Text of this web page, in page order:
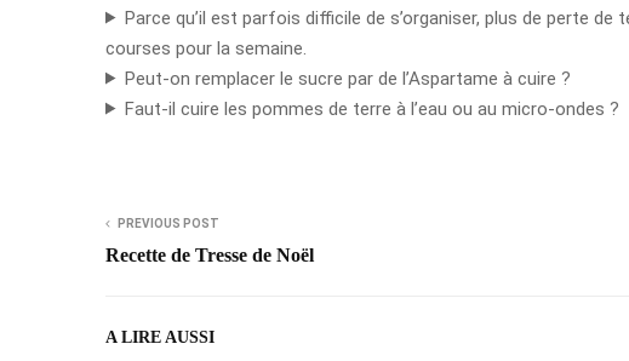
Parce qu’il est parfois difficile de s’organiser, plus de perte
courses pour la semaine.
Peut-on remplacer le sucre par de l’Aspartame à cuire ?
Faut-il cuire les pommes de terre à l’eau ou au micro-ondes ?
PREVIOUS POST
Recette de Tresse de Noël
A LIRE AUSSI